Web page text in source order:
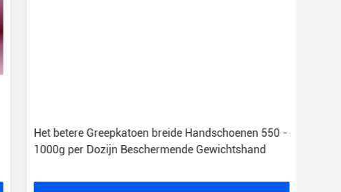
Het betere Greepkatoen breide Handschoenen 550 -
1000g per Dozijn Beschermende Gewichtshand